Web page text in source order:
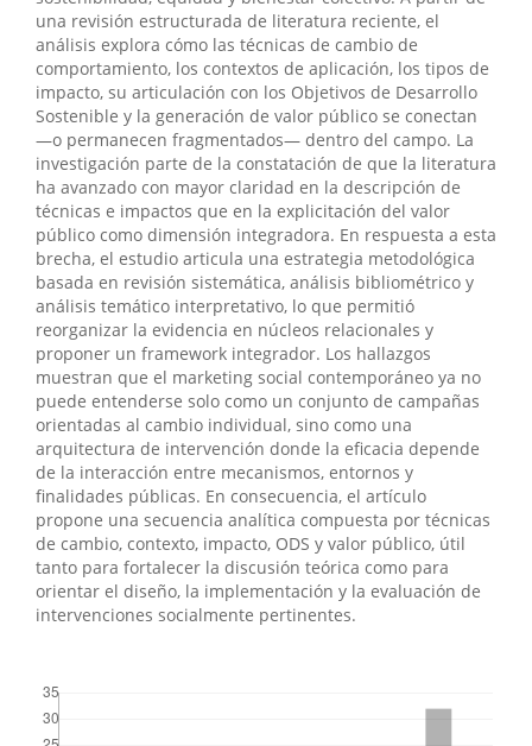
una revisión estructurada de literatura reciente, el
análisis explora cómo las técnicas de cambio de
comportamiento, los contextos de aplicación, los tipos de
impacto, su articulación con los Objetivos de Desarrollo
Sostenible y la generación de valor público se conectan
—o permanecen fragmentados— dentro del campo. La
investigación parte de la constatación de que la literatura
ha avanzado con mayor claridad en la descripción de
técnicas e impactos que en la explicitación del valor
público como dimensión integradora. En respuesta a esta
brecha, el estudio articula una estrategia metodológica
basada en revisión sistemática, análisis bibliométrico y
análisis temático interpretativo, lo que permitió
reorganizar la evidencia en núcleos relacionales y
proponer un framework integrador. Los hallazgos
muestran que el marketing social contemporáneo ya no
puede entenderse solo como un conjunto de campañas
orientadas al cambio individual, sino como una
arquitectura de intervención donde la eficacia depende
de la interacción entre mecanismos, entornos y
finalidades públicas. En consecuencia, el artículo
propone una secuencia analítica compuesta por técnicas
de cambio, contexto, impacto, ODS y valor público, útil
tanto para fortalecer la discusión teórica como para
orientar el diseño, la implementación y la evaluación de
intervenciones socialmente pertinentes.